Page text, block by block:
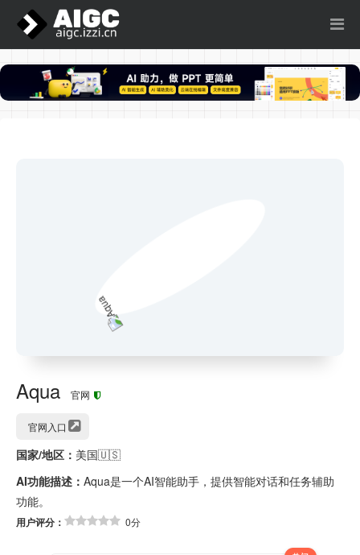
Aqua 官网
官网入口
国家/地区： 美国🇺🇸
AI功能描述： Aqua是一个AI智能助手，提供智能对话和任务辅助
功能。
用户评分： 0分